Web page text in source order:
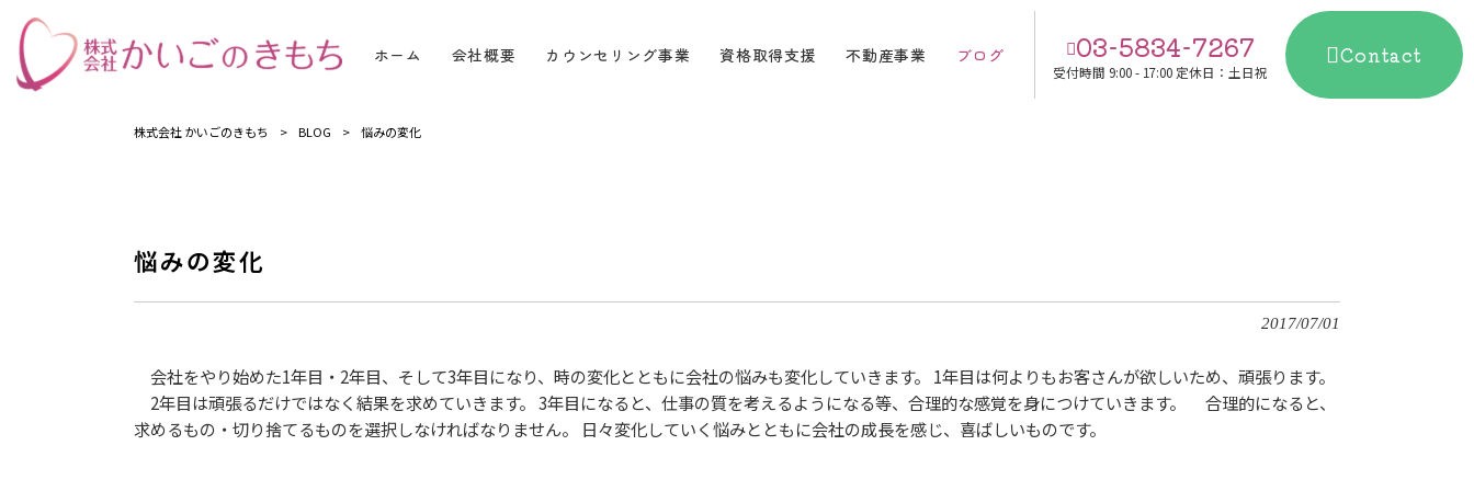
ホーム 会社概要 カウンセリング事業 資格取得支援 不動産事業 ブログ 03-5834-7267
受付時間 9:00 - 17:00 定休日：土日祝
Contact
株式会社 かいごのきもち > BLOG > 悩みの変化
悩みの変化
2017/07/01
会社をやり始めた1年目・2年目、そして3年目になり、時の変化とともに会社の悩みも変化していきます。 1年目は何よりもお客さんが欲しいため、頑張ります。
2年目は頑張るだけではなく結果を求めていきます。 3年目になると、仕事の質を考えるようになる等、合理的な感覚を身につけていきます。 合理的になると、
求めるもの・切り捨てるものを選択しなければなりません。 日々変化していく悩みとともに会社の成長を感じ、喜ばしいものです。